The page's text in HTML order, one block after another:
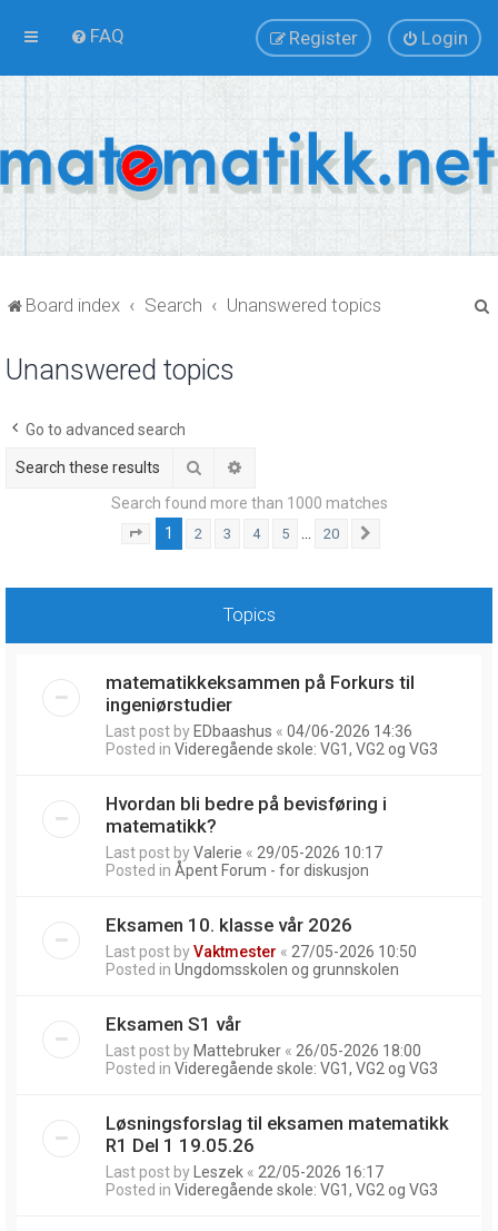
FAQ Login
Register
Board index Search Unanswered topics
Unanswered topics
Go to advanced search
Search
Search found more than 1000 matches
Page of 20
1 2 3 4 5 20
Topics
matematikkeksammen på Forkurs til
ingeniørstudier
Last post by EDbaashus « 04/06-2026 14:36
Posted in Videregående skole: VG1, VG2 og VG3
Hvordan bli bedre på bevisføring i
matematikk?
Last post byValerie « 29/05-2026 10:17
Posted in Åpent Forum - for diskusjon
Eksamen 10. klasse vår 2026
Last post byVaktmester « 27/05-2026 10:50
Posted in Ungdomsskolen og grunnskolen
Eksamen S1 vår
Last post by Mattebruker « 26/05-2026 18:00
Posted in Videregående skole: VG1, VG2 og VG3
Løsningsforslag til eksamen matematikk
R1 Del 1 19.05.26
Last post by Leszek « 22/05-2026 16:17
Posted in Videregående skole: VG1, VG2 og VG3